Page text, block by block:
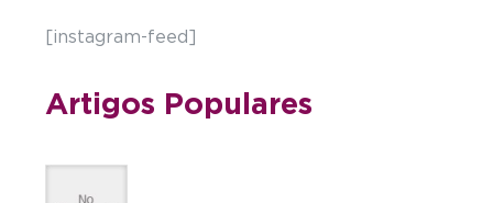
[instagram-feed]
Artigos Populares